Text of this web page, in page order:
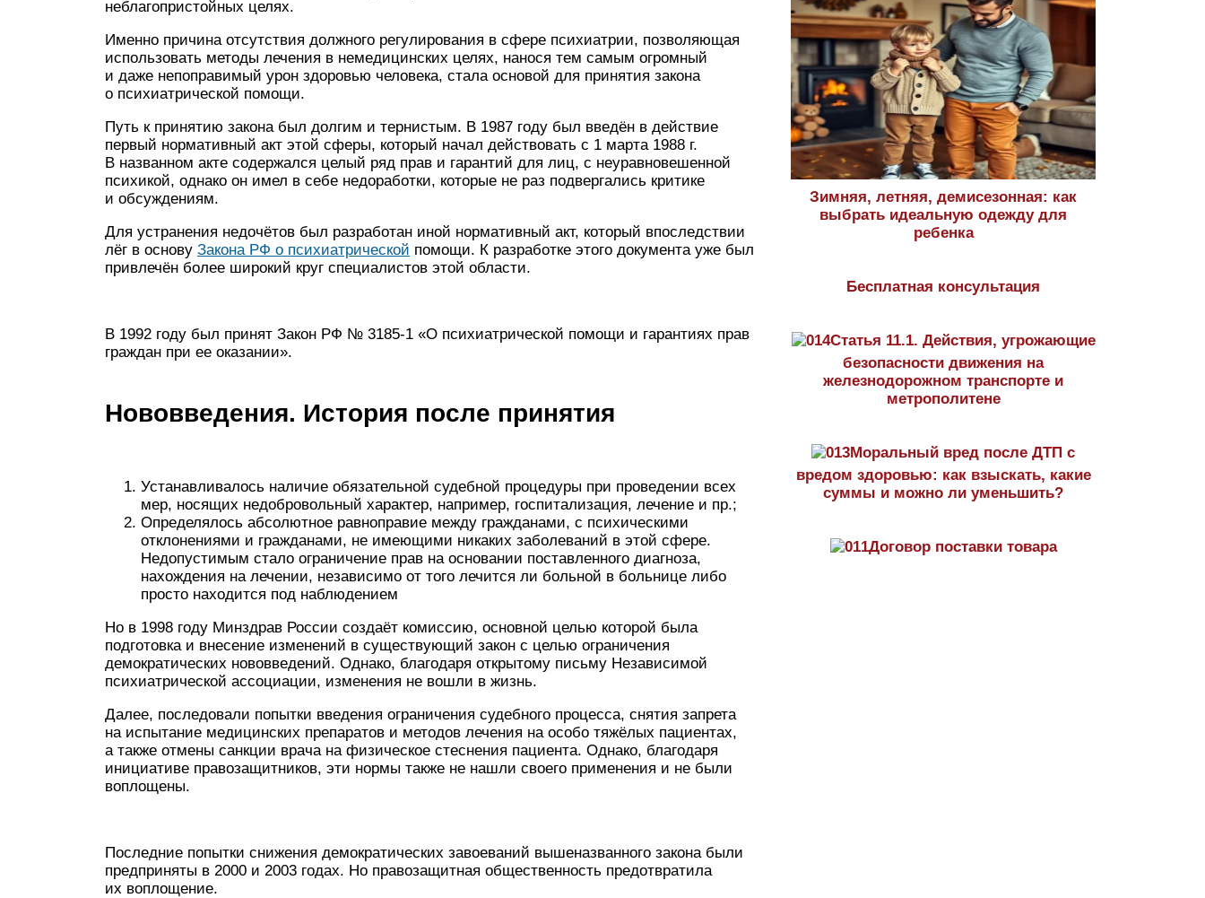
неблагопристойных целях.
Именно причина отсутствия должного регулирования в сфере психиатрии, позволяющая
использовать методы лечения в немедицинских целях, нанося тем самым огромный
и даже непоправимый урон здоровью человека, стала основой для принятия закона
о психиатрической помощи.
Путь к принятию закона был долгим и тернистым. В 1987 году был введён в действие
первый нормативный акт этой сферы, который начал действовать с 1 марта 1988 г.
В названном акте содержался целый ряд прав и гарантий для лиц, с неуравновешенной
психикой, однако он имел в себе недоработки, которые не раз подвергались критике
и обсуждениям.
Для устранения недочётов был разработан иной нормативный акт, который впоследствии
лёг в основу Закона РФ о психиатрической помощи. К разработке этого документа уже был
привлечён более широкий круг специалистов этой области.
В 1992 году был принят Закон РФ № 3185-1 «О психиатрической помощи и гарантиях прав
граждан при ее оказании».
Нововведения. История после принятия
Устанавливалось наличие обязательной судебной процедуры при проведении всех
мер, носящих недобровольный характер, например, госпитализация, лечение и пр.;
Определялось абсолютное равноправие между гражданами, с психическими
отклонениями и гражданами, не имеющими никаких заболеваний в этой сфере.
Недопустимым стало ограничение прав на основании поставленного диагноза,
нахождения на лечении, независимо от того лечится ли больной в больнице либо
просто находится под наблюдением
Но в 1998 году Минздрав России создаёт комиссию, основной целью которой была
подготовка и внесение изменений в существующий закон с целью ограничения
демократических нововведений. Однако, благодаря открытому письму Независимой
психиатрической ассоциации, изменения не вошли в жизнь.
Далее, последовали попытки введения ограничения судебного процесса, снятия запрета
на испытание медицинских препаратов и методов лечения на особо тяжёлых пациентах,
а также отмены санкции врача на физическое стеснения пациента. Однако, благодаря
инициативе правозащитников, эти нормы также не нашли своего применения и не были
воплощены.
Последние попытки снижения демократических завоеваний вышеназванного закона были
предприняты в 2000 и 2003 годах. Но правозащитная общественность предотвратила
их воплощение.
Зимняя, летняя, демисезонная: как
выбрать идеальную одежду для
ребенка
Бесплатная консультация
Статья 11.1. Действия, угрожающие
безопасности движения на
железнодорожном транспорте и
метрополитене
Моральный вред после ДТП с
вредом здоровью: как взыскать, какие
суммы и можно ли уменьшить?
Договор поставки товара